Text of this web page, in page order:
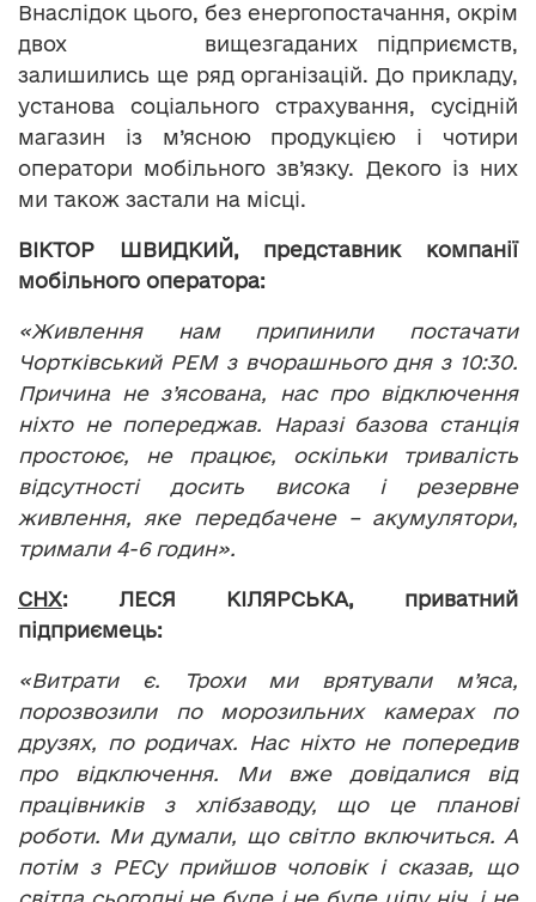
Внаслідок цього, без енергопостачання, окрім
двох вищезгаданих підприємств,
залишились ще ряд організацій. До прикладу,
установа соціального страхування, сусідній
магазин із м’ясною продукцією і чотири
оператори мобільного зв’язку. Декого із них
ми також застали на місці.
ВІКТОР ШВИДКИЙ, представник компанії
мобільного оператора:
«Живлення нам припинили постачати
Чортківський РЕМ з вчорашнього дня з 10:30.
Причина не з’ясована, нас про відключення
ніхто не попереджав. Наразі базова станція
простоює, не працює, оскільки тривалість
відсутності досить висока і резервне
живлення, яке передбачене – акумулятори,
тримали 4-6 годин».
СНХ: ЛЕСЯ КІЛЯРСЬКА, приватний
підприємець:
«Витрати є. Трохи ми врятували м’яса,
порозвозили по морозильних камерах по
друзях, по родичах. Нас ніхто не попередив
про відключення. Ми вже довідалися від
працівників з хлібзаводу, що це планові
роботи. Ми думали, що світло включиться. А
потім з РЕСу прийшов чоловік і сказав, що